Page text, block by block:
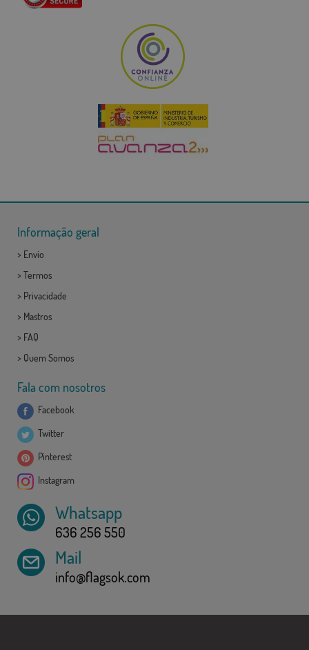
Informação geral
> Envio
> Termos
> Privacidade
> Mastros
> FAQ
> Quem Somos
Fala com nosotros
Facebook
Twitter
Pinterest
Instagram
Whatsapp
636 256 550
Mail
info@flagsok.com